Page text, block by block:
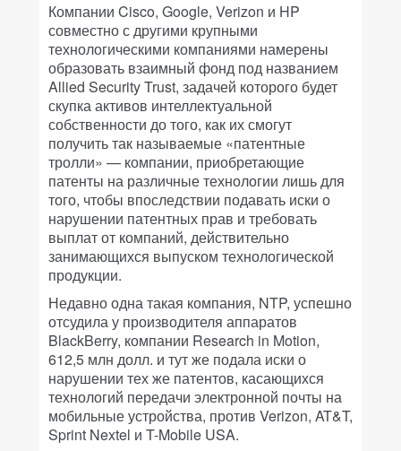
Компании Cisco, Google, Verizon и HP
совместно с другими крупными
технологическими компаниями намерены
образовать взаимный фонд под названием
Allied Security Trust, задачей которого будет
скупка активов интеллектуальной
собственности до того, как их смогут
получить так называемые «патентные
тролли» — компании, приобретающие
патенты на различные технологии лишь для
того, чтобы впоследствии подавать иски о
нарушении патентных прав и требовать
выплат от компаний, действительно
занимающихся выпуском технологической
продукции.
Недавно одна такая компания, NTP, успешно
отсудила у производителя аппаратов
BlackBerry, компании Research in Motion,
612,5 млн долл. и тут же подала иски о
нарушении тех же патентов, касающихся
технологий передачи электронной почты на
мобильные устройства, против Verizon, AT&T,
Sprint Nextel и T-Mobile USA.